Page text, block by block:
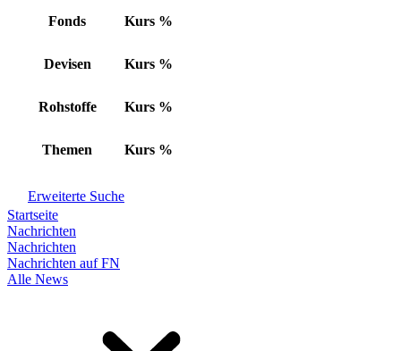
Fonds Kurs %
Devisen Kurs %
Rohstoffe Kurs %
Themen Kurs %
Erweiterte Suche
Startseite
Nachrichten
Nachrichten
Nachrichten auf FN
Alle News